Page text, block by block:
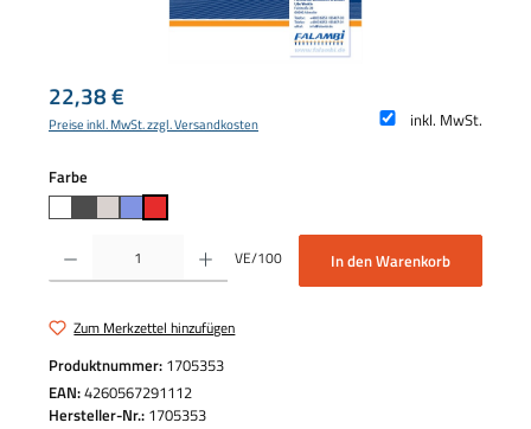
Regulärer Preis:
22,38 €
inkl. MwSt.
Preise inkl. MwSt. zzgl. Versandkosten
Farbe
Produkt Anzahl: Gib den gewünschten Wert ein oder benutze die Schaltflächen um
VE/100 In den Warenkorb
Zum Merkzettel hinzufügen
Produktnummer: 1705353
EAN:4260567291112
Hersteller-Nr.: 1705353